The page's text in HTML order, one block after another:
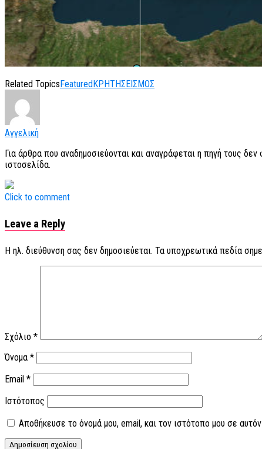
Related Topics Featured ΚΡΗΤΗΣΕΙΣΜΟΣ
Αγγελική
Για άρθρα που αναδημοσιεύονται και αναγράφεται η πηγή τους
ιστοσελίδα.
Click to comment
Leave a Reply
Η ηλ. διεύθυνση σας δεν δημοσιεύεται. Τα υποχρεωτικά πεδία
Σχόλιο *
Όνομα *
Email *
Ιστότοπος
Αποθήκευσε το όνομά μου, email, και τον ιστότοπο μου σε